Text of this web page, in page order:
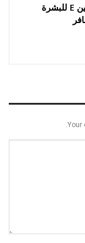
فوائد فيتامين E للبشرة
Your